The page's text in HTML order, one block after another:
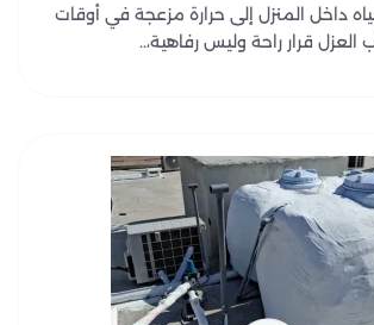
داخل المنزل إلى حرارة مزعجة في أوقات
قرار راحة وليس رفاهية،..